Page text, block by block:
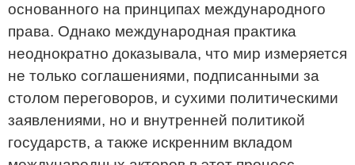
основанного на принципах международного
права. Однако международная практика
неоднократно доказывала, что мир измеряется
не только соглашениями, подписанными за
столом переговоров, и сухими политическими
заявлениями, но и внутренней политикой
государств, а также искренним вкладом